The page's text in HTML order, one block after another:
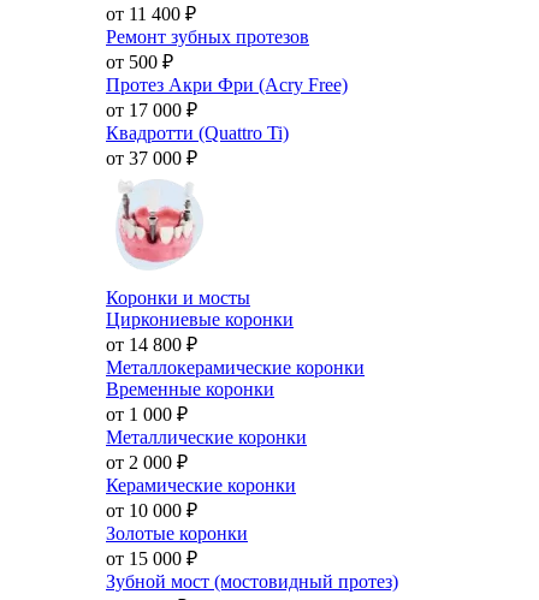
от 11 400 ₽
Ремонт зубных протезов
от 500 ₽
Протез Акри Фри (Acry Free)
от 17 000 ₽
Квадротти (Quattro Ti)
от 37 000 ₽
Коронки и мосты
Циркониевые коронки
от 14 800 ₽
Металлокерамические коронки
Временные коронки
от 1 000 ₽
Металлические коронки
от 2 000 ₽
Керамические коронки
от 10 000 ₽
Золотые коронки
от 15 000 ₽
Зубной мост (мостовидный протез)